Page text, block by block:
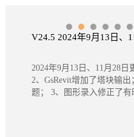
V24.5 2024年9月13日、
2024年9月13日、11月28日
2、GsRevit增加了塔块输
题； 3、图形录入修正了有